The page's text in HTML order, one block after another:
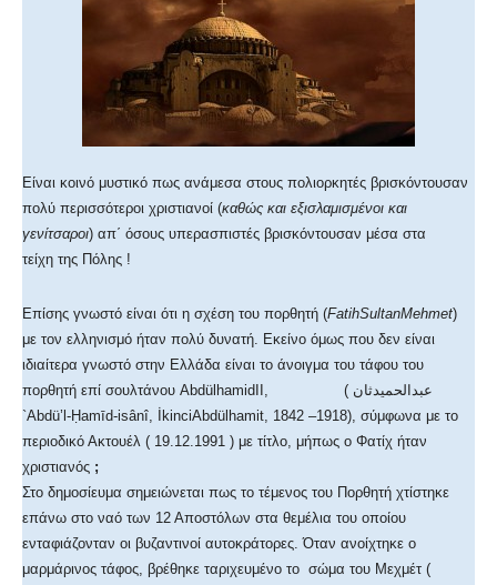
Είναι κοινό μυστικό πως ανάμεσα στους πολιορκητές βρισκόντουσαν
πολύ περισσότεροι χριστιανοί (καθώς και εξισλαμισμένοι και
γενίτσαροι) απ΄ όσους υπερασπιστές βρισκόντουσαν μέσα στα
τείχη της Πόλης !
Επίσης γνωστό είναι ότι η σχέση του πορθητή (FatihSultanMehmet)
με τον ελληνισμό ήταν πολύ δυνατή. Εκείνο όμως που δεν είναι
ιδιαίτερα γνωστό στην Ελλάδα είναι το άνοιγμα του τάφου του
πορθητή επί σουλτάνου AbdülhamidII, ( عبدالحميدثان
`Abdü’l-Ḥamīd-isânî, İkinciAbdülhamit, 1842 –1918), σύμφωνα με το
περιοδικό Ακτουέλ ( 19.12.1991 ) με τίτλο, μήπως ο Φατίχ ήταν
χριστιανός ;
Στο δημοσίευμα σημειώνεται πως το τέμενος του Πορθητή χτίστηκε
επάνω στο ναό των 12 Αποστόλων στα θεμέλια του οποίου
ενταφιάζονταν οι βυζαντινοί αυτοκράτορες. Όταν ανοίχτηκε ο
μαρμάρινος τάφος, βρέθηκε ταριχευμένο το σώμα του Μεχμέτ (